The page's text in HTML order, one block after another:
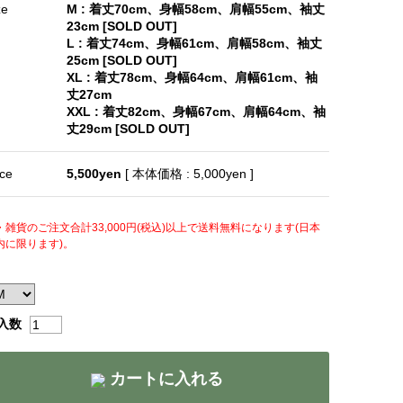
M : 着丈70cm、身幅58cm、肩幅55cm、袖丈
23cm [SOLD OUT]
L : 着丈74cm、身幅61cm、肩幅58cm、袖丈
25cm [SOLD OUT]
XL : 着丈78cm、身幅64cm、肩幅61cm、袖
丈27cm
XXL : 着丈82cm、身幅67cm、肩幅64cm、袖
丈29cm [SOLD OUT]
5,500yen [ 本体価格 : 5,000yen ]
雑貨のご注文合計33,000円(税込)以上で送料無料になります(日本
に限ります)。
数
カートに入れる